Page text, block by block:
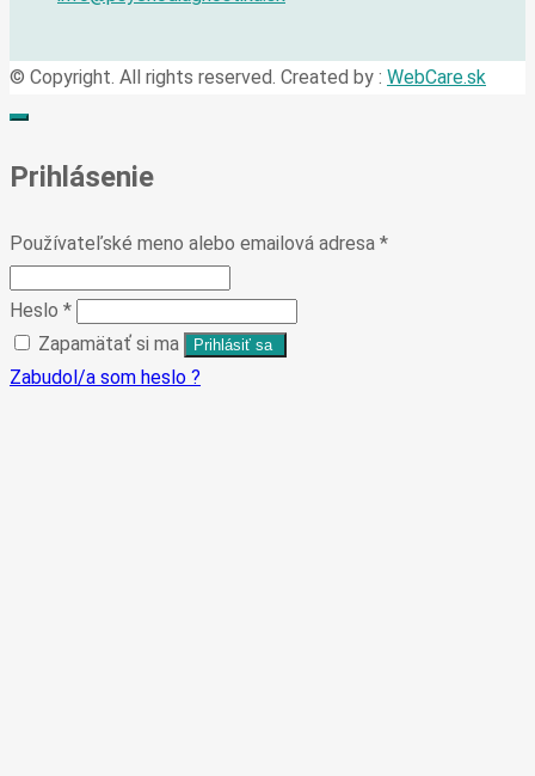
© Copyright. All rights reserved. Created by : WebCare.sk
Prihlásenie
Používateľské meno alebo emailová adresa *
Heslo *
Zapamätať si ma
Zabudol/a som heslo ?